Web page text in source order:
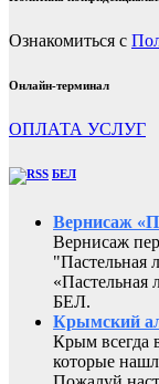
Ознакомиться с
Онлайн-терминал
ОПЛАТА УСЛУГ
БЕЛ
Вернисаж
Вернисаж
«Пастельная
БЕЛ.
Крымский
Крым всегда
которые